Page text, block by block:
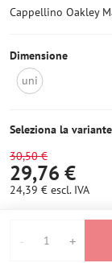
Cappellino Oakley
Dimensione
uni
Seleziona la variante
30,50 €
29,76 €
24,39 € escl. IVA